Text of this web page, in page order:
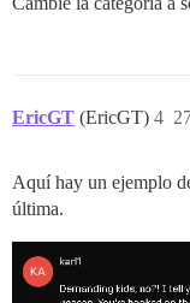
EricGT (EricGT) 4
Aquí hay un ejemplo
última.